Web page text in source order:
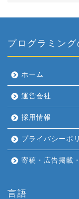
プログラミン
ホーム
運営会社
採用情報
プライバシーポ
寄稿・広告掲載
言語